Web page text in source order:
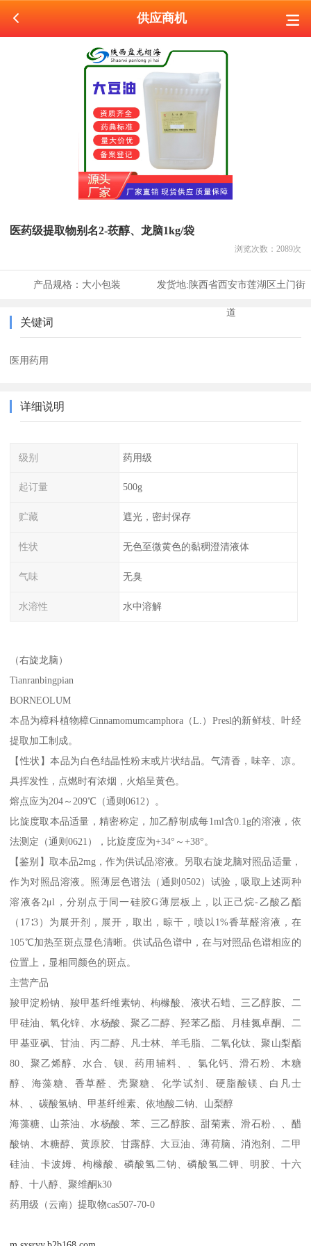
供应商机
医药级提取物别名2-莰醇、龙脑1kg/袋
浏览次数： 2089次
产品规格： 大小包装 发货地:陕西省西安市莲湖区土门街
道
关键词
医用药用
详细说明
级别 药用级
起订量 500g
贮藏 遮光，密封保存
性状 无色至微黄色的黏稠澄清液体
气味 无臭
水溶性 水中溶解
（右旋龙脑）
Tianranbingpian
BORNEOLUM
本品为樟科植物樟Cinnamomumcamphora（L.）Presl的新鲜枝、叶经
提取加工制成。
【性状】本品为白色结晶性粉末或片状结晶。气清香，味辛、凉。
具挥发性，点燃时有浓烟，火焰呈黄色。
熔点应为204～209℃（通则0612）。
比旋度取本品适量，精密称定，加乙醇制成每1ml含0.1g的溶液，依
法测定（通则0621），比旋度应为+34°～+38°。
【鉴别】取本品2mg，作为供试品溶液。另取右旋龙脑对照品适量，
作为对照品溶液。照薄层色谱法（通则0502）试验，吸取上述两种
溶液各2μl，分别点于同一硅胶G薄层板上，以正己烷-乙酸乙酯
（17∶3）为展开剂，展开，取出，晾干，喷以1%香草醛溶液，在
105℃加热至斑点显色清晰。供试品色谱中，在与对照品色谱相应的
位置上，显相同颜色的斑点。
主营产品
羧甲淀粉钠、羧甲基纤维素钠、枸橼酸、液状石蜡、三乙醇胺、二
甲硅油、氧化锌、水杨酸、聚乙二醇、羟苯乙酯、月桂氮卓酮、二
甲基亚砜、甘油、丙二醇、凡士林、羊毛脂、二氧化钛、聚山梨酯
80、聚乙烯醇、水合、钡、药用辅料、、氯化钙、滑石粉、木糖
醇、海藻糖、香草醛、壳聚糖、化学试剂、硬脂酸镁、白凡士
林、、碳酸氢钠、甲基纤维素、依地酸二钠、山梨醇
海藻糖、山茶油、水杨酸、苯、三乙醇胺、甜菊素、滑石粉、、醋
酸钠、木糖醇、黄原胶、甘露醇、大豆油、薄荷脑、消泡剂、二甲
硅油、卡波姆、枸橼酸、磷酸氢二钠、磷酸氢二钾、明胶、十六
醇、十八醇、聚维酮k30
药用级（云南）提取物cas507-70-0